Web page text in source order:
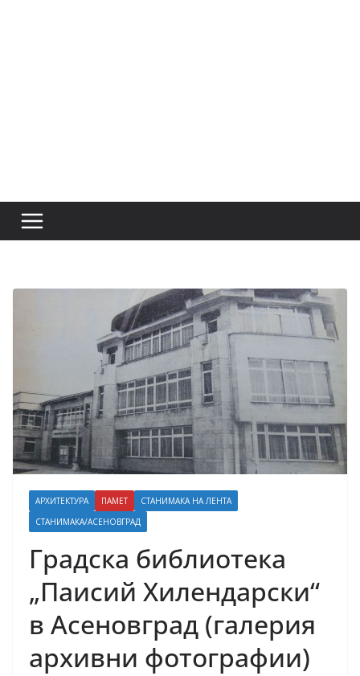
АРХИТЕКТУРА ПАМЕТ
СТАНИМАКА НА ЛЕНТА
СТАНИМАКА/АСЕНОВГРАД
Градска библиотека
„Паисий Хилендарски“
в Асеновград (галерия
архивни фотографии)